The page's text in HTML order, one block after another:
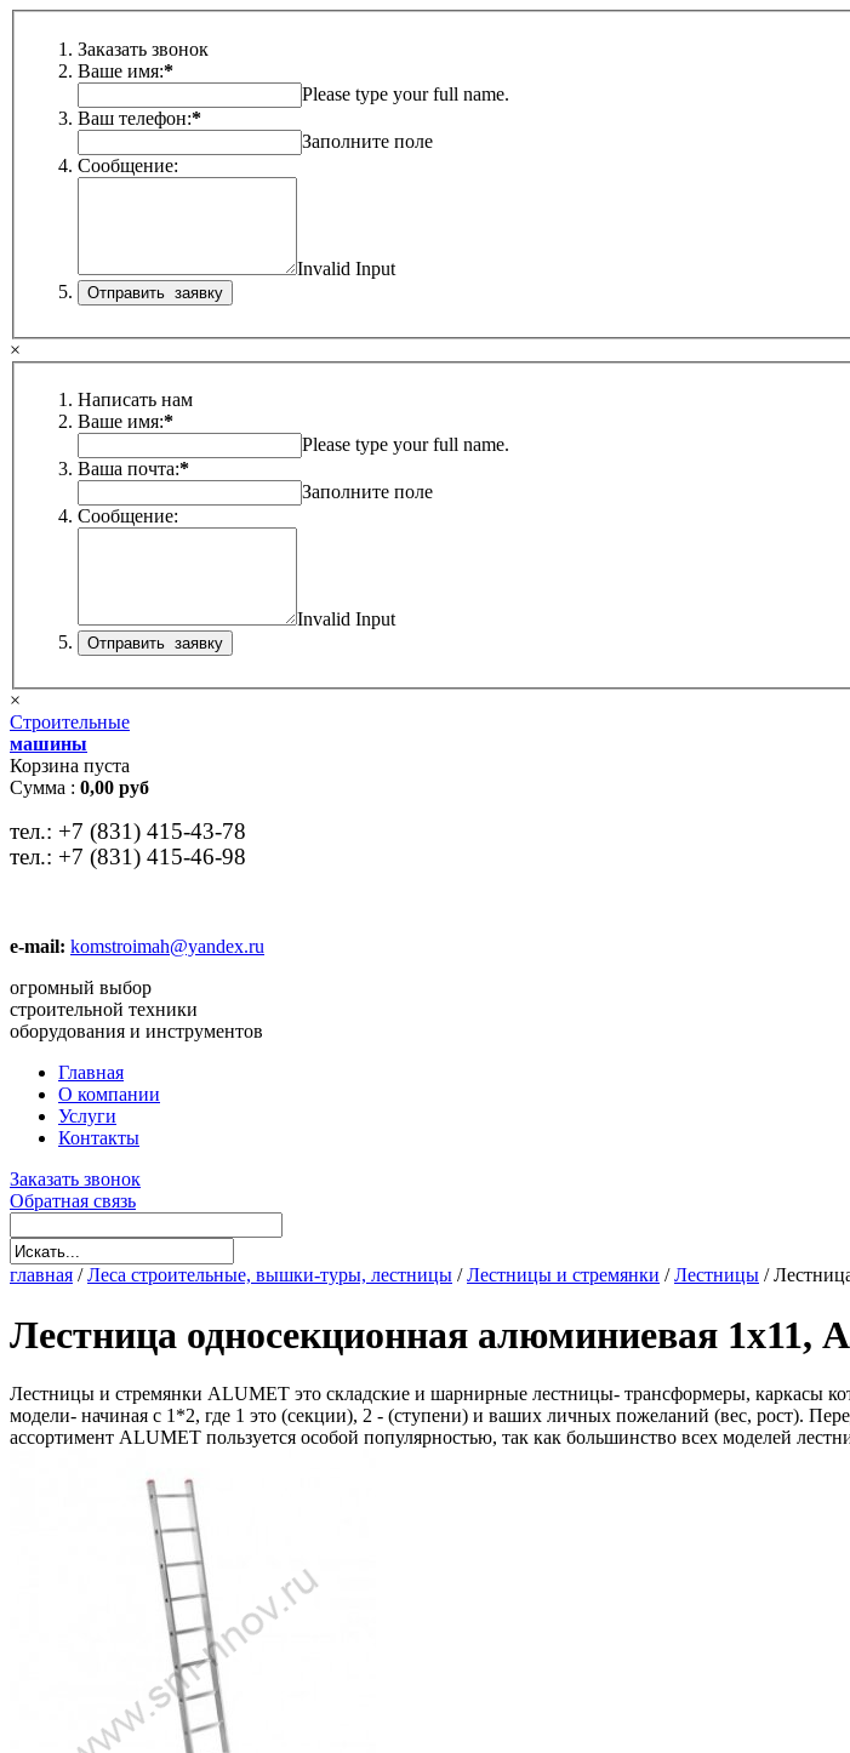
Заказать звонок
Ваше имя:*
Please type your full name.
Ваш телефон:*
Заполните поле
Сообщение:
Invalid Input
×
Написать нам
Ваше имя:*
Please type your full name.
Ваша почта:*
Заполните поле
Сообщение:
Invalid Input
×
Строительные
машины
Корзина пуста
Сумма : 0,00 руб
тел.: +7 (831) 415-43-78
тел.: +7 (831) 415-46-98
e-mail: komstroimah@yandex.ru
огромный выбор
строительной техники
оборудования и инструментов
Главная
О компании
Услуги
Контакты
Заказать звонок
Обратная связь
главная /Леса строительные, вышки-туры, лестницы /Лестницы и стремянки /Лестницы /
Лестница односекционная алюминиевая
Лестницы и стремянки ALUMET это складские и шарнирные лестницы- трансформеры, каркасы
модели- начиная с 1*2, где 1 это (секции), 2 - (ступени) и ваших личных пожеланий (вес, рост).
ассортимент ALUMET пользуется особой популярностью, так как большинство всех моделей